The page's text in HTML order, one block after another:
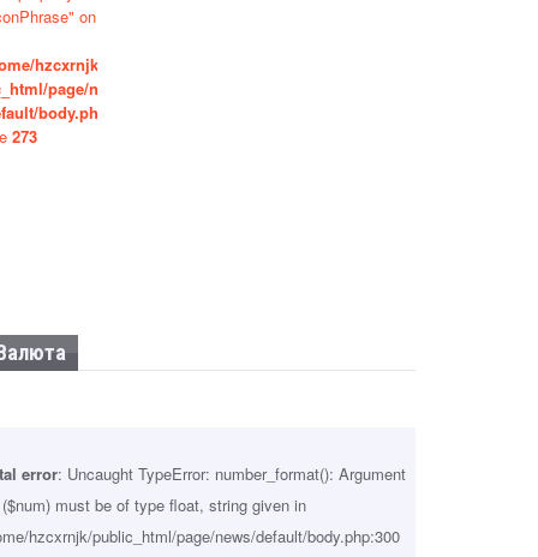
on null
hzcxrnjk/pub
page/news/
body.php
273
error: Uncaught TypeError: number_format(): Argument
must be of type float, string given in
hzcxrnjk/public_html/page/news/default/body.php:300